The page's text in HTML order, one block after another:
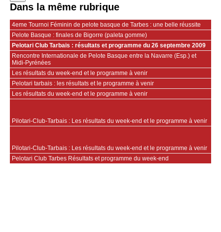
Dans la même rubrique
4eme Tournoi Féminin de pelote basque de Tarbes : une belle réussite
Pelote Basque : finales de Bigorre (paleta gomme)
Pelotari Club Tarbais : résultats et programme du 26 septembre 2009
Rencontre Internationale de Pelote Basque entre la Navarre (Esp.) et
Midi-Pyrénées
Les résultats du week-end et le programme à venir
Pelotari tarbais : les résultats et le programme à venir
Les résultats du week-end et le programme à venir
Pilotari-Club-Tarbais : Les résultats du week-end et le programme à venir
Pilotari-Club-Tarbais : Les résultats du week-end et le programme à venir
Pelotari Club Tarbes Résultats et programme du week-end